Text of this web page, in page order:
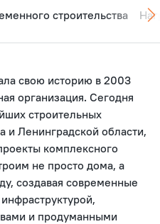
строительства
свою историю в 2003
организация. Сегодня
строительных
и Ленинградской области,
комплексного
не просто дома, а
создавая современные
и продуманными